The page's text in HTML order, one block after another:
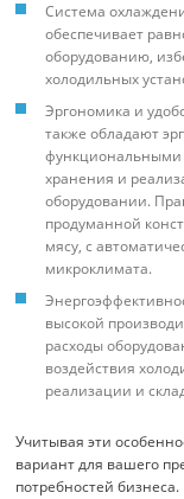
Система
обеспечивает
оборудованию,
холодильных
Эргономика и
также обладают
функциональными
хранения и
оборудовании.
продуманной
мясу, с
микроклимата.
высокой
расходы
воздействия
реализации и
Учитывая эти
вариант для вашего
потребностей бизнеса.